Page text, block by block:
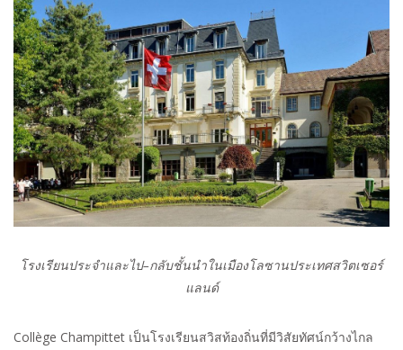
โรงเรียนประจำและไป–กลับชั้นนำในเมืองโลซานประเทศสวิตเซอร์
แลนด์
Collège Champittet เป็นโรงเรียนสวิสท้องถิ่นที่มีวิสัยทัศน์กว้างไกล